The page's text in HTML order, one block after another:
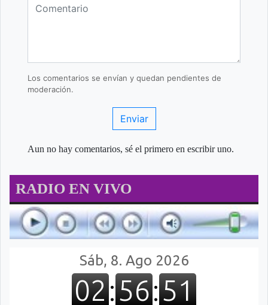
Los comentarios se envían y quedan pendientes de
moderación.
Enviar
Aun no hay comentarios, sé el primero en escribir uno.
RADIO EN VIVO